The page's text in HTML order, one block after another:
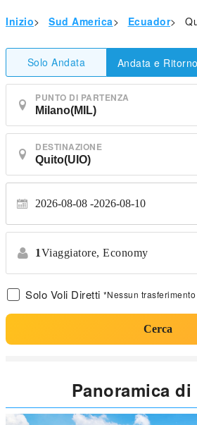
Inizio> Sud America> Ecuador>
Solo Andata Andata e Ritorno
PUNTO DI PARTENZA
DESTINAZIONE
2026-08-08 2026-08-10
1Viaggiatore, Economy
Solo Voli Diretti *Nessun trasferimento
Cerca
Panoramica